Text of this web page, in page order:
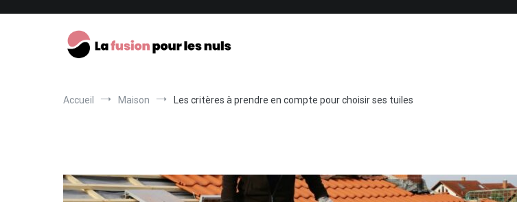
Accueil Maison Les critères à prendre en compte pour choisir ses tuiles